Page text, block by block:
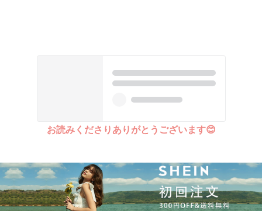
お読みくださりありがとうございます😊